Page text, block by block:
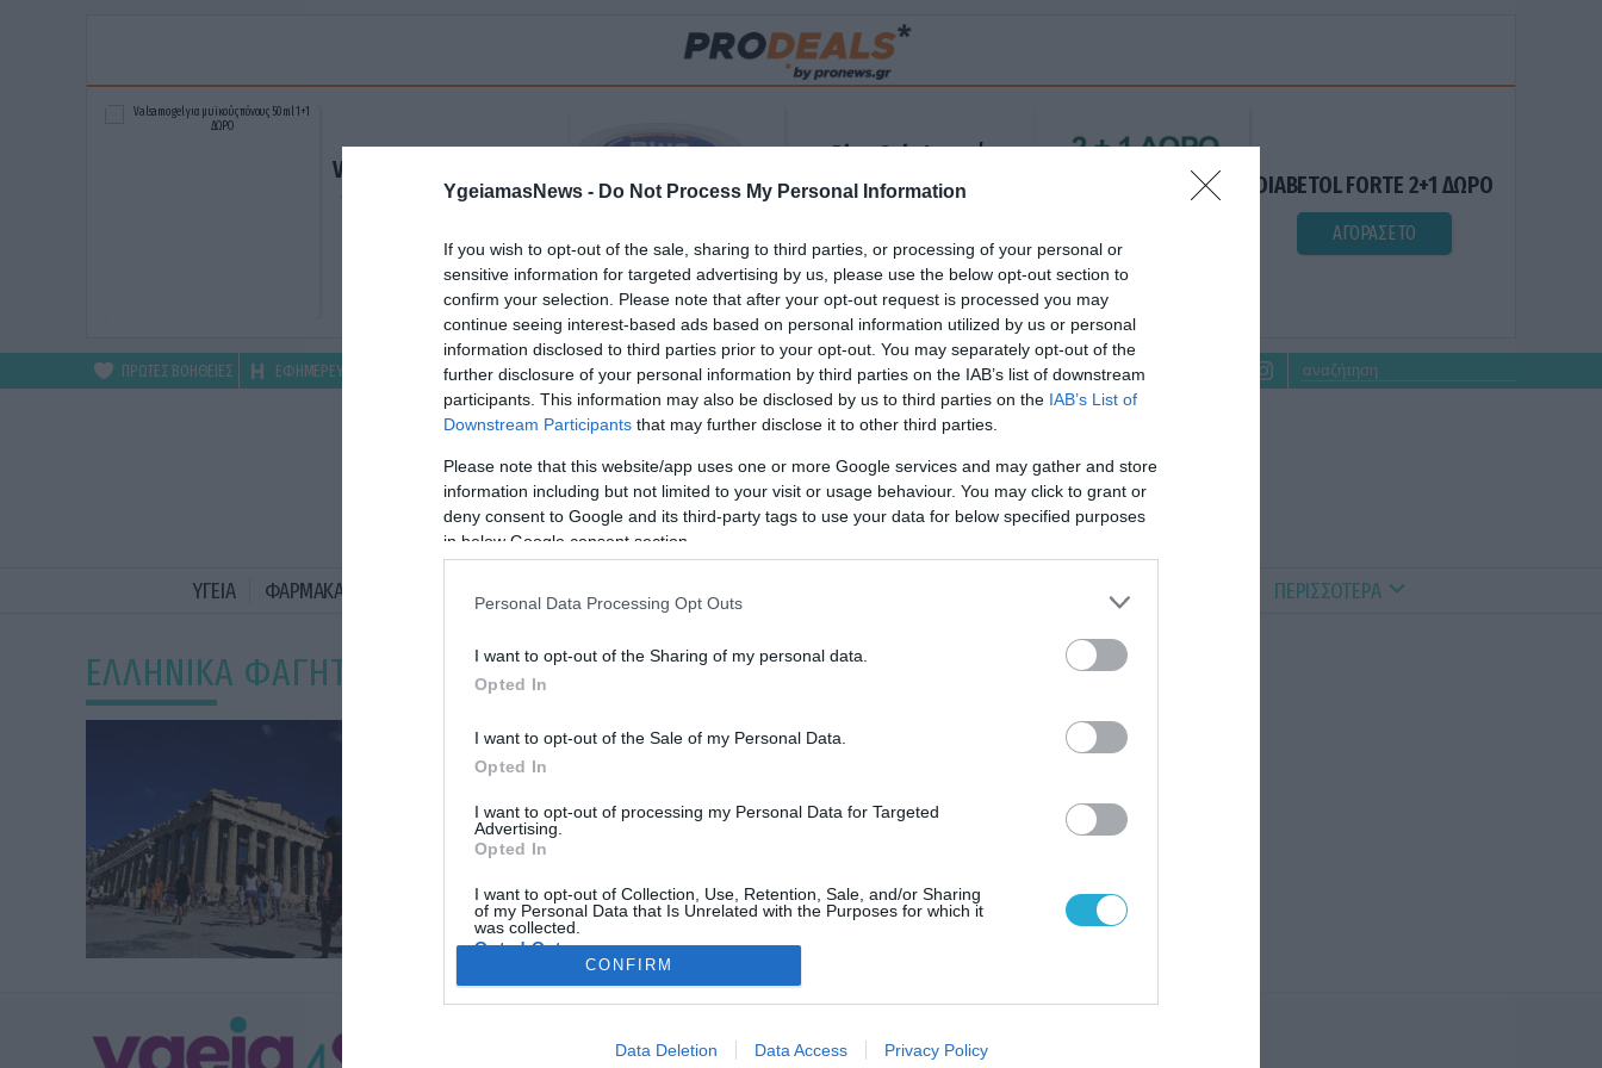
YgeiamasNews - Do Not Process My Personal Information
If you wish to opt-out of the sale, sharing to third parties, or processing of your personal or
sensitive information for targeted advertising by us, please use the below opt-out section to
confirm your selection. Please note that after your opt-out request is processed you may
continue seeing interest-based ads based on personal information utilized by us or personal
information disclosed to third parties prior to your opt-out. You may separately opt-out of the
further disclosure of your personal information by third parties on the IAB’s list of downstream
participants. This information may also be disclosed by us to third parties on the IAB’s List of
Downstream Participants that may further disclose it to other third parties.
Please note that this website/app uses one or more Google services and may gather and store
information including but not limited to your visit or usage behaviour. You may click to grant or
deny consent to Google and its third-party tags to use your data for below specified purposes
in below Google consent section.
Personal Data Processing Opt Outs
I want to opt-out of the Sharing of my personal data.
Opted In
I want to opt-out of the Sale of my Personal Data.
Opted In
I want to opt-out of processing my Personal Data for Targeted
Advertising.
Opted In
I want to opt-out of Collection, Use, Retention, Sale, and/or Sharing
of my Personal Data that Is Unrelated with the Purposes for which it
was collected.
Opted Out
Google consents
I want to allow Google to enable storage related to advertising like cookies on
CONFIRM
Data Deletion Data Access Privacy Policy
Valsamo gel για μυϊκούς
πόνους 50ml 1+1 ΔΩΡΟ
ΑΓΟΡΑΣΕ ΤΟ
Blue Gel: Φυσική
ανακούφιση & χαλάρωση
ΑΓΟΡΑΣΕ ΤΟ
DIABETOL FORTE 2+1 ΔΩΡΟ
ΑΓΟΡΑΣΕ ΤΟ
ΠΡΩΤΕΣ ΒΟΗΘΕΙΕΣ ΕΦΗΜΕΡΕΥΟΝΤΑ ΦΑΡΜΑΚΕΙΑ
ΥΓΕΙΑ ΦΑΡΜΑΚΑ ΔΙΑΤΡΟΦΗ ΑΣΘΕΝΕΙΕΣ ΨΥΧΟΛΟΓΙΑ HEALTHY PETS ΠΕΡΙΣΣΟΤΕΡΑ
ΕΛΛΗΝΙΚΑ ΦΑΓΗΤΑ
ΔΙΑΤΡΟΦΗ
Ποιά είναι τα πιο διάσημα ελληνικά φαγητα;
και μάλιστα φέτος οι προβλέψεις είναι πέρα για πέρα ενθαρρυντικές.
Ο ήλιος, η θάλασσα αλλά και η ελληνική κουζίνα είναι τρείς από τους
προτίμηση. Ποια ελληνικά φαγητά επιλέγουν οι τουρίστες που
επισκέπτονται τη χώρα μας; «Greek […]
25.07.2013 09:48
ΦΑΡΜΑΚΑ